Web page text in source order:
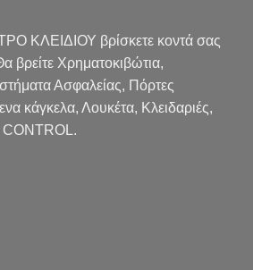
ΚΛΕΙΔΙΟΥ βρίσκετε κοντά σας
Χρηματοκιβώτια,
Ασφαλείας, Πόρτες
κάγκελα, Λουκέτα, Κλειδαριές,